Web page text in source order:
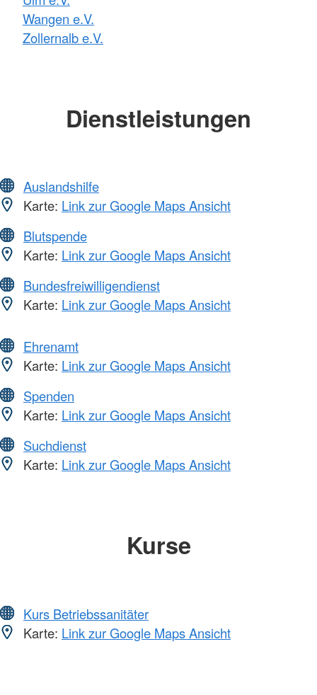
Wangen e.V.
Zollernalb e.V.
Dienstleistungen
Auslandshilfe
Karte: Link zur Google Maps Ansicht
Blutspende
Karte: Link zur Google Maps Ansicht
Bundesfreiwilligendienst
Karte: Link zur Google Maps Ansicht
Ehrenamt
Karte: Link zur Google Maps Ansicht
Spenden
Karte: Link zur Google Maps Ansicht
Suchdienst
Karte: Link zur Google Maps Ansicht
Kurse
Kurs Betriebssanitäter
Karte: Link zur Google Maps Ansicht